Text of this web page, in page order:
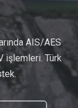
AIS/AES
işlemleri. Türk